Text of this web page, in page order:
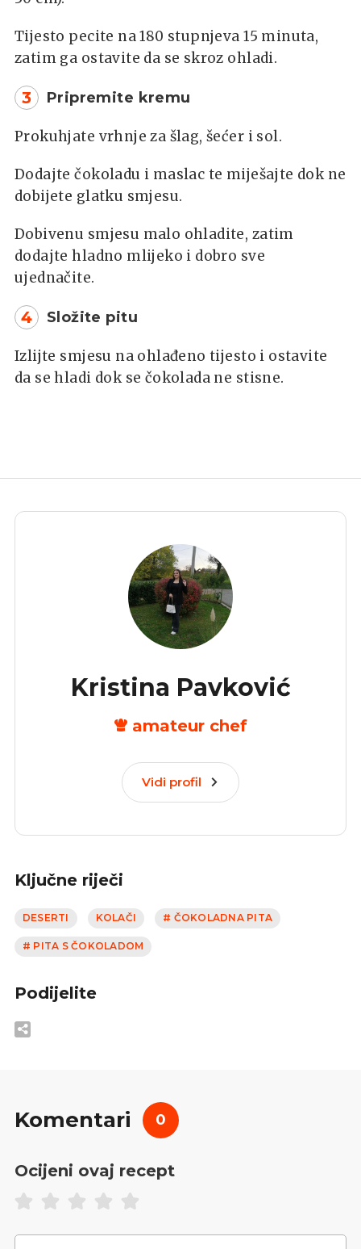
Tijesto pecite na 180 stupnjeva 15 minuta,
zatim ga ostavite da se skroz ohladi.
3 Pripremite kremu
Prokuhjate vrhnje za šlag, šećer i sol.
Dodajte čokoladu i maslac te miješajte dok ne
dobijete glatku smjesu.
Dobivenu smjesu malo ohladite, zatim
dodajte hladno mlijeko i dobro sve
ujednačite.
4 Složite pitu
Izlijte smjesu na ohlađeno tijesto i ostavite
da se hladi dok se čokolada ne stisne.
Kristina Pavković
amateur chef
Vidi profil
Ključne riječi
DESERTI KOLAČI # ČOKOLADNA PITA
# PITA S ČOKOLADOM
Podijelite
Komentari 0
Ocijeni ovaj recept